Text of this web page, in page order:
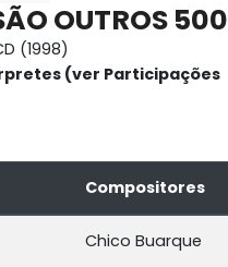
OUTROS 500
(1998)
(ver Participações
Compositores
Chico Buarque